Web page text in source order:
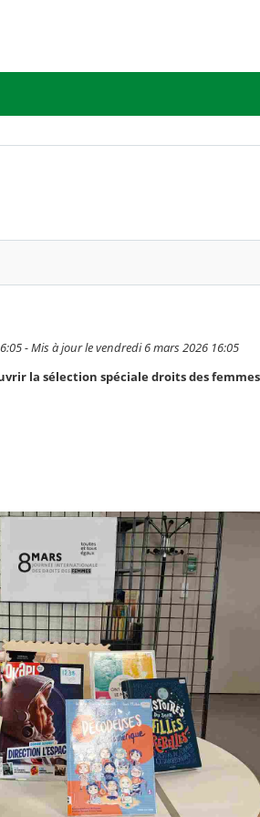
- Mis à jour le vendredi 6 mars 2026 16:05
la sélection spéciale droits des